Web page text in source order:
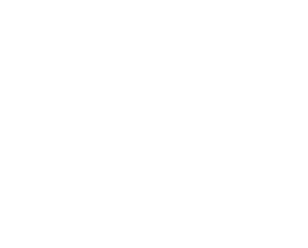
| Ελλάδα | Λάρισα | Βόλος | Αθήνα